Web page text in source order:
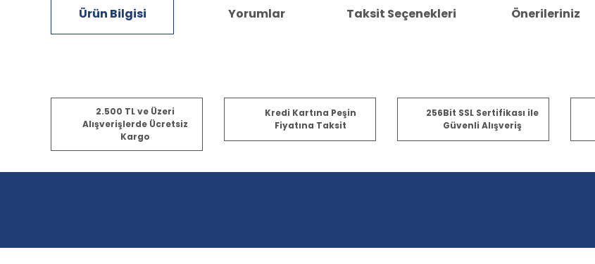
Ürün Bilgisi Yorumlar Taksit Seçenekleri Önerileriniz
Bu ürüne ilk yorumu siz yapın!
Bu ürünün fiyat bilgisi, resim, ürün açıklamalarında ve diğer konularda yetersiz gördüğünüz noktaları öneri formunu
Görüş ve önerileriniz için teşekkür ederiz.
Ürün resmi kalitesiz, bozuk veya görüntülenemiyor.
Ürün açıklamasında eksik bilgiler bulunuyor.
2.500 TL ve Üzeri
Alışverişlerde Ücretsiz
Kargo
Kredi Kartına Peşin
Fiyatına Taksit
256Bit SSL Sertifikası ile
Güvenli Alışveriş